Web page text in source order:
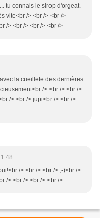
tu connais le sirop d'orgeat.
vite<br /> <br /> <br />
/> <br /> <br /> <br />
la cueillete des dernières
/> <br /> <br />
/> <br /> jupi<br /> <br />
/> <br /> <br /> ;-)<br />
/> <br /> <br /> <br />